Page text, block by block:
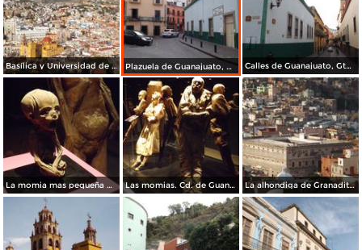
Basílica y Universidad de Guanajuato. Noviembre/2012 Plazuela de Guanajuato, Gto. Noviembre/2012 Calles de Guanajuato, Gto. Noviembre/2012
La momia mas pequeña del mundo. Guanajuato. Noviembre72012 Las momias. Cd. de Guanajuato. Noviembre/2012 La alhondiga de Granaditas. Guanajuato. Noviembre/2012